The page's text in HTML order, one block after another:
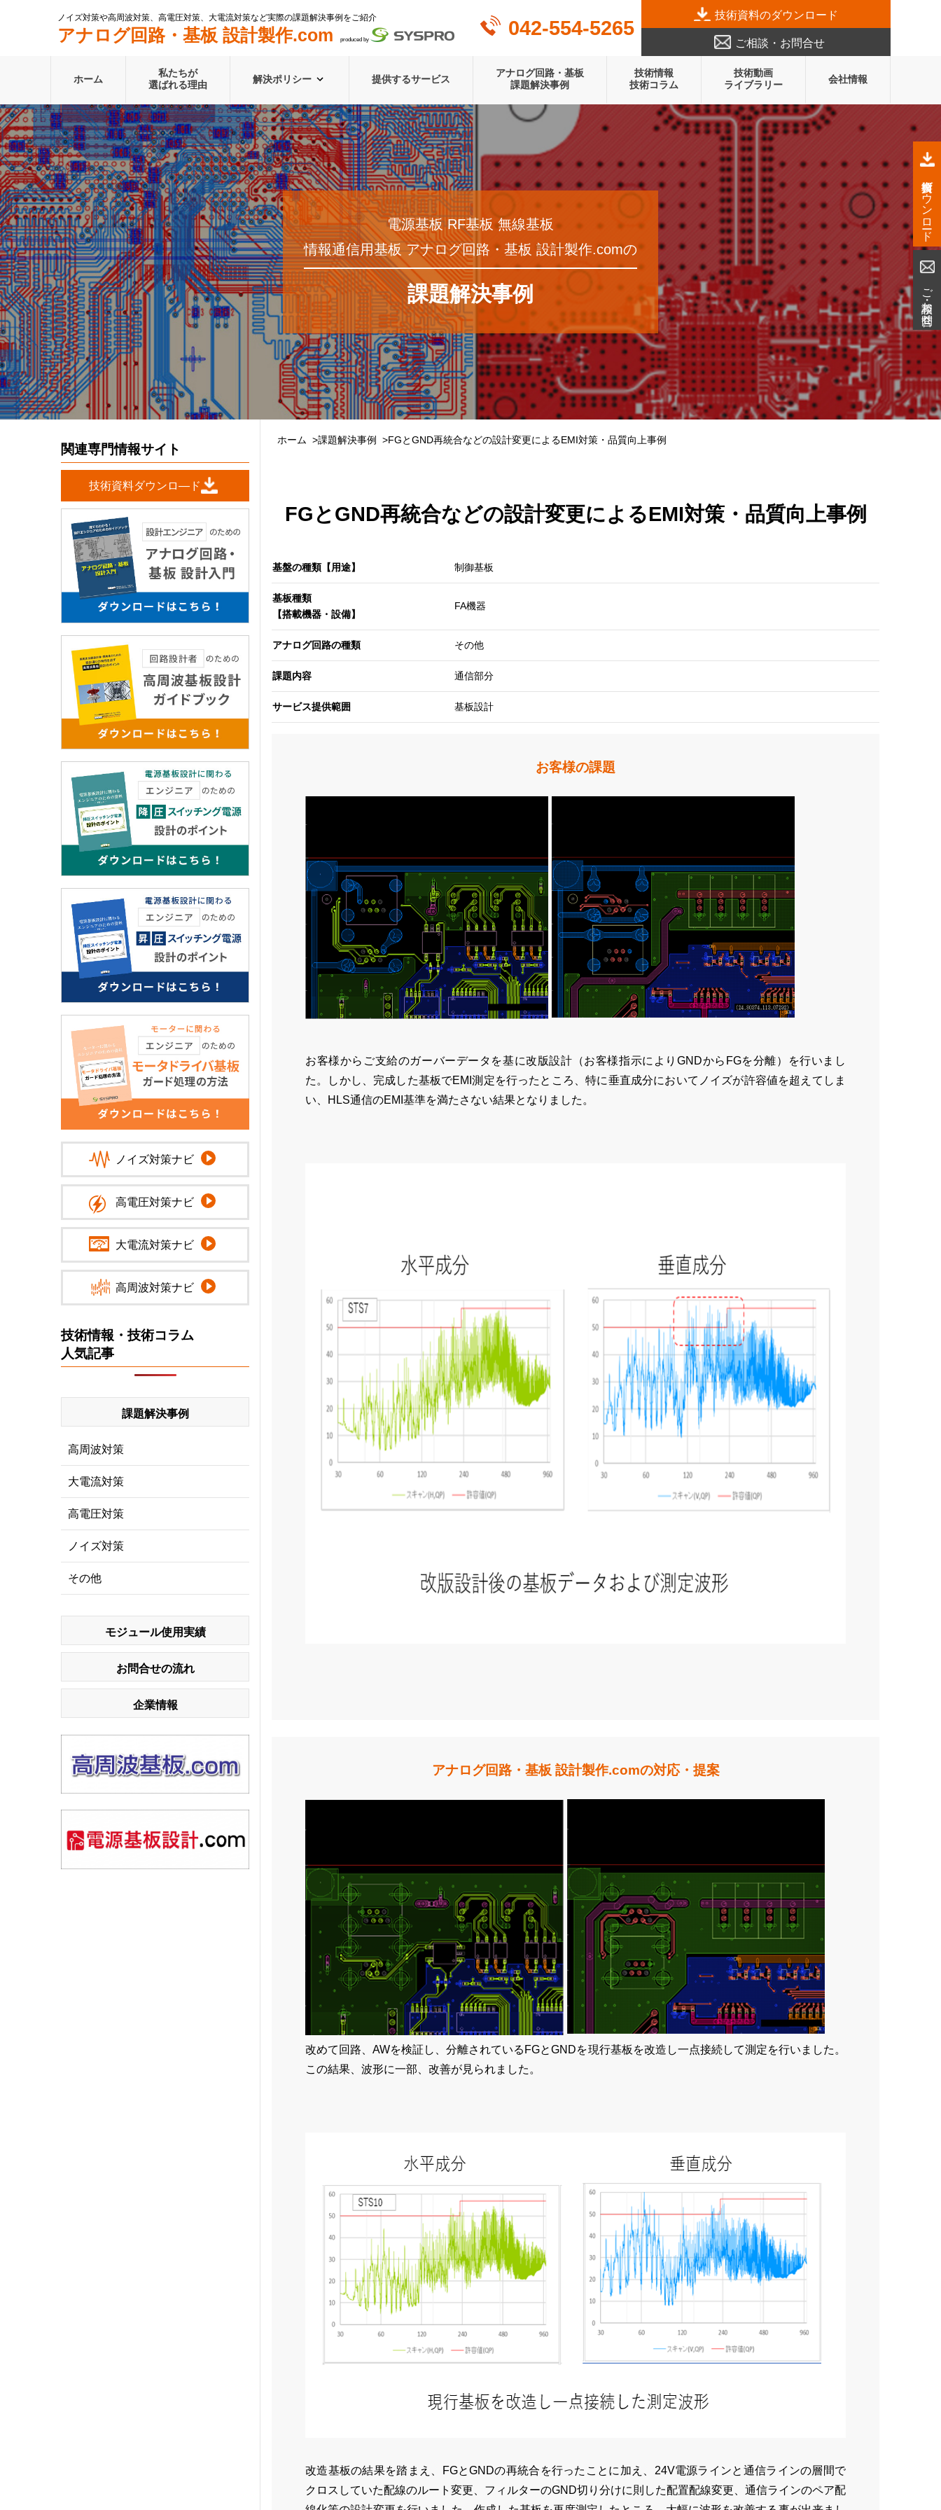
ノイズ対策や高周波対策、高電圧対策、大電流対策など実際の課題解決事例をご紹介
アナログ回路・基板 設計製作.com produced by 042-554-5265
技術資料のダウンロード
ご相談・お問合せ
ホーム
私たちが
選ばれる理由
解決ポリシー 提供するサービス
アナログ回路・基板
課題解決事例
技術情報
技術コラム
技術動画
ライブラリー
会社情報
電源基板 RF基板 無線基板
情報通信用基板 アナログ回路・基板 設計製作.comの
課題解決事例
ホーム 課題解決事例 FGとGND再統合などの設計変更によるEMI対策・品質向上事例
FGとGND再統合などの設計変更によるEMI対策・品質向上事例
基盤の種類【用途】 制御基板
基板種類
【搭載機器・設備】
FA機器
アナログ回路の種類 その他
課題内容 通信部分
サービス提供範囲 基板設計
お客様の課題
お客様からご支給のガーバーデータを基に改版設計（お客様指示によりGNDからFGを分離）を行いまし
た。しかし、完成した基板でEMI測定を行ったところ、特に垂直成分においてノイズが許容値を超えてしま
い、HLS通信のEMI基準を満たさない結果となりました。
アナログ回路・基板 設計製作.comの対応・提案
改めて回路、AWを検証し、分離されているFGとGNDを現行基板を改造し一点接続して測定を行いました。
この結果、波形に一部、改善が見られました。
改造基板の結果を踏まえ、FGとGNDの再統合を行ったことに加え、24V電源ラインと通信ラインの層間で
クロスしていた配線のルート変更、フィルターのGND切り分けに則した配置配線変更、通信ラインのペア配
関連専門情報サイト
技術資料ダウンロ―ド
ノイズ対策ナビ
高電圧対策ナビ
大電流対策ナビ
高周波対策ナビ
技術情報・技術コラム
人気記事
課題解決事例
高周波対策
大電流対策
高電圧対策
ノイズ対策
その他
モジュール使用実績
お問合せの流れ
企業情報
技術資料ダウンロード
ご相談・お問合せ